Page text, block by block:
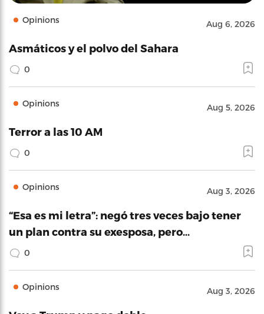
Opinions Aug 6, 2026
Asmáticos y el polvo del Sahara
0
Opinions Aug 5, 2026
Terror a las 10 AM
0
Opinions Aug 3, 2026
“Esa es mi letra”: negó tres veces bajo tener
un plan contra su exesposa, pero…
0
Opinions Aug 3, 2026